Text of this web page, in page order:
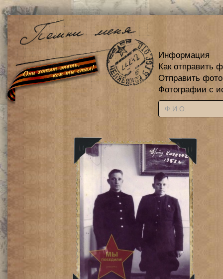
Информация
Как отправить
Отправить
Фотографии с